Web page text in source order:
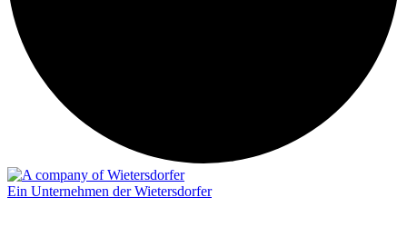
Ein Unternehmen der Wietersdorfer